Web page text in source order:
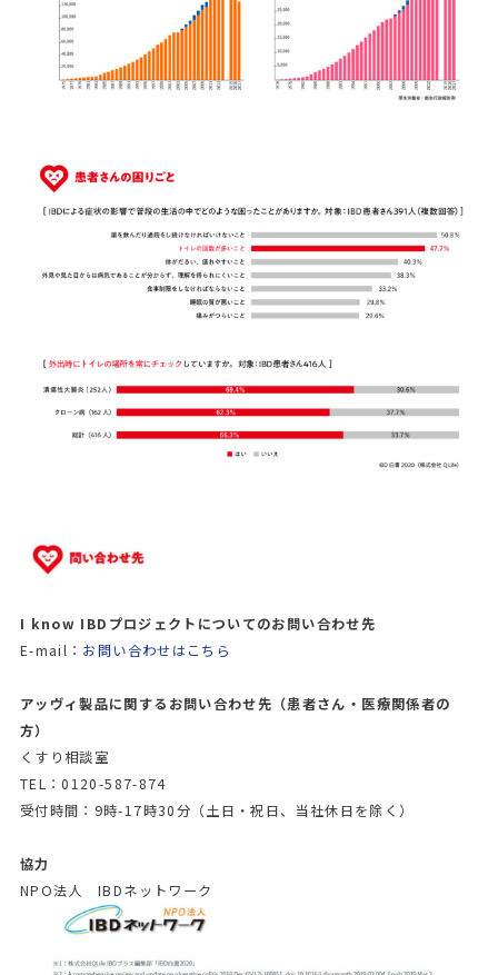
I know IBDプロジェクトについてのお問い合わせ先
E-mail： お問い合わせはこちら
アッヴィ製品に関するお問い合わせ先（患者さん・医療関係者の
方）
くすり相談室
TEL：0120-587-874
受付時間：9時-17時30分（土日・祝日、当社休日を除く）
協力
NPO法人 IBDネットワーク